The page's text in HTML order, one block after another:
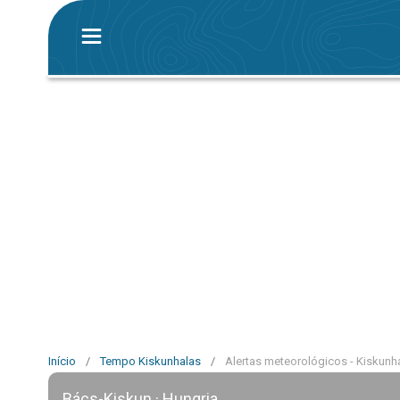
Início / Tempo Kiskunhalas / Alertas meteorológicos -